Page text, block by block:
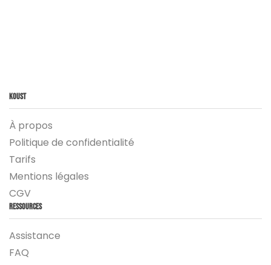
Koust
À propos
Politique de confidentialité
Tarifs
Mentions légales
CGV
Ressources
Assistance
FAQ